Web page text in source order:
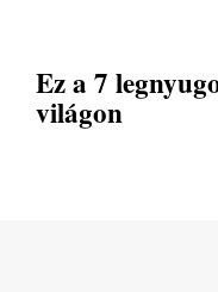
Ez a 7
világon